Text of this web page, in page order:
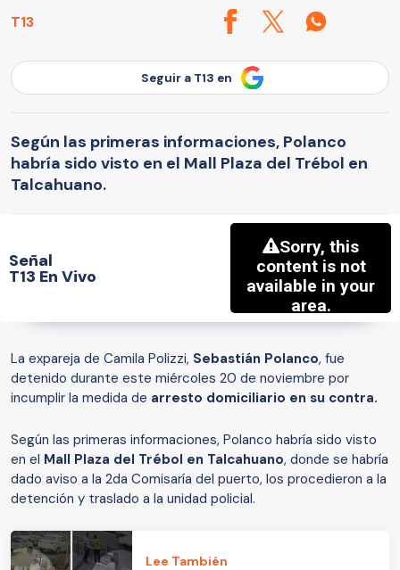
T13
Seguir a T13 en
Según las primeras informaciones, Polanco
habría sido visto en el Mall Plaza del Trébol en
Talcahuano.
Señal
T13 En Vivo
La expareja de Camila Polizzi, Sebastián Polanco, fue
detenido durante este miércoles 20 de noviembre por
incumplir la medida de arresto domiciliario en su contra.
Según las primeras informaciones, Polanco habría sido visto
en el Mall Plaza del Trébol en Talcahuano, donde se habría
dado aviso a la 2da Comisaría del puerto, los procedieron a la
detención y traslado a la unidad policial.
Lee También